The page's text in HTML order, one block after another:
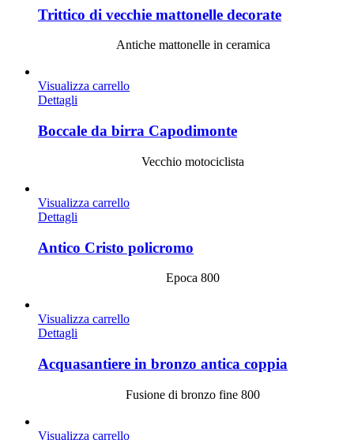
Trittico di vecchie mattonelle decorate
Antiche mattonelle in ceramica
Visualizza carrello
Dettagli
Boccale da birra Capodimonte
Vecchio motociclista
Visualizza carrello
Dettagli
Antico Cristo policromo
Epoca 800
Visualizza carrello
Dettagli
Acquasantiere in bronzo antica coppia
Fusione di bronzo fine 800
Visualizza carrello